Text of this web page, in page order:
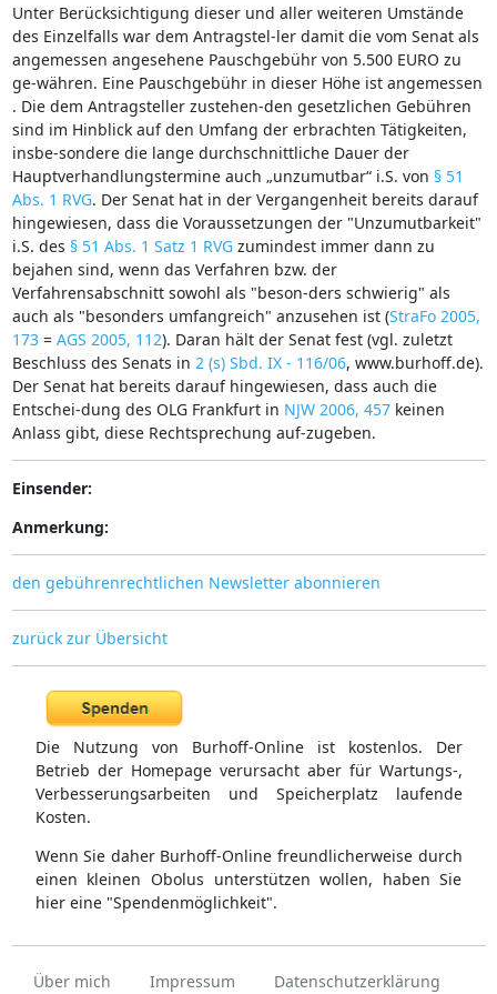
Unter Berücksichtigung dieser und aller weiteren Umstände
des Einzelfalls war dem Antragstel-ler damit die vom Senat als
angemessen angesehene Pauschgebühr von 5.500 EURO zu
ge-währen. Eine Pauschgebühr in dieser Höhe ist angemessen
. Die dem Antragsteller zustehen-den gesetzlichen Gebühren
sind im Hinblick auf den Umfang der erbrachten Tätigkeiten,
insbe-sondere die lange durchschnittliche Dauer der
Hauptverhandlungstermine auch „unzumutbar“ i.S. von § 51
Abs. 1 RVG. Der Senat hat in der Vergangenheit bereits darauf
hingewiesen, dass die Voraussetzungen der "Unzumutbarkeit"
i.S. des § 51 Abs. 1 Satz 1 RVGzumindest immer dann zu
bejahen sind, wenn das Verfahren bzw. der
Verfahrensabschnitt sowohl als "beson-ders schwierig" als
auch als "besonders umfangreich" anzusehen ist (StraFo 2005,
173= AGS 2005, 112). Daran hält der Senat fest (vgl. zuletzt
Beschluss des Senats in 2 (s) Sbd. IX - 116/06, www.burhoff.de).
Der Senat hat bereits darauf hingewiesen, dass auch die
Entschei-dung des OLG Frankfurt in NJW 2006, 457keinen
Anlass gibt, diese Rechtsprechung auf-zugeben.
Einsender:
Anmerkung:
den gebührenrechtlichen Newsletter abonnieren
zurück zur Übersicht
Die Nutzung von Burhoff-Online ist kostenlos. Der
Betrieb der Homepage verursacht aber für Wartungs-,
Verbesserungsarbeiten und Speicherplatz laufende
Kosten.
Wenn Sie daher Burhoff-Online freundlicherweise durch
einen kleinen Obolus unterstützen wollen, haben Sie
hier eine "Spendenmöglichkeit".
Über mich Impressum Datenschutzerklärung